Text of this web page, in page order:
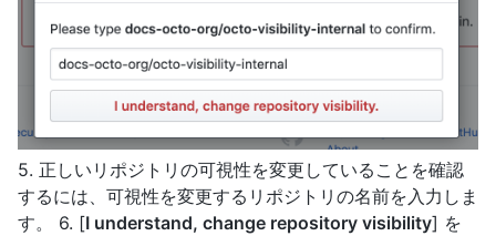
5. 正しいリポジトリの可視性を変更していることを確認
するには、可視性を変更するリポジトリの名前を入力しま
す。 6. [I understand, change repository visibility] を